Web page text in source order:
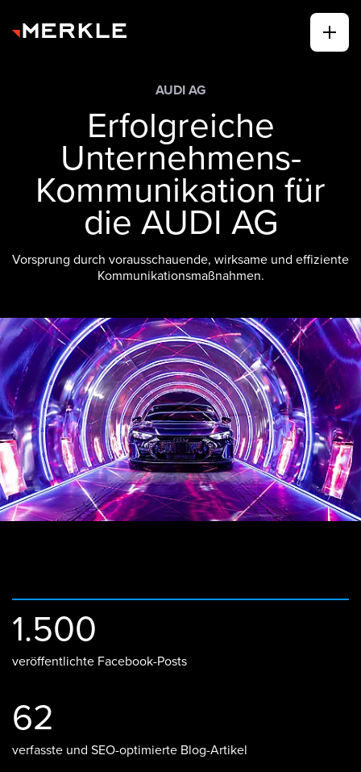
AUDI AG
Erfolgreiche
Unternehmens-
Kommunikation für
die AUDI AG
Vorsprung durch vorausschauende, wirksame und effiziente
Kommunikationsmaßnahmen.
1.500
veröffentlichte Facebook-Posts
62
verfasste und SEO-optimierte Blog-Artikel